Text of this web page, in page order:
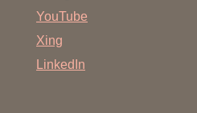
YouTube
Xing
LinkedIn